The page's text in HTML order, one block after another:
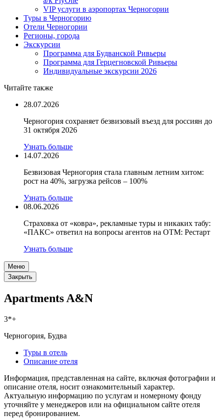
VIP услуги в аэропортах Черногории
Туры в Черногорию
Отели Черногории
Регионы, города
Экскурсии
Программа для Будванской Ривьеры
Программа для Герцегновской Ривьеры
Индивидуальные экскурсии 2026
Читайте также
28.07.2026
Черногория сохраняет безвизовый въезд для россиян до
31 октября 2026
Узнать больше
14.07.2026
Безвизовая Черногория стала главным летним хитом:
рост на 40%, загрузка рейсов – 100%
Узнать больше
08.06.2026
Страховка от «ковра», рекламные туры и никаких табу:
«ПАКС» ответил на вопросы агентов на OTM: Рестарт
Узнать больше
Меню
Закрыть
Apartments A&N
3*+
Черногория, Будва
Туры в отель
Описание отеля
Информация, представленная на сайте, включая фотографии и
описание отеля, носит ознакомительный характер.
Актуальную информацию по услугам и номерному фонду
уточняйте у менеджеров или на официальном сайте отеля
перед бронированием.